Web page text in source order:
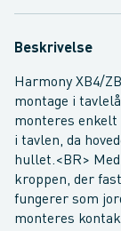
Beskrivelse
Harmony XB4/
montage i
monteres enkelt
i tavlen, da
hullet.<BR>
kroppen, der
fungerer som
monteres